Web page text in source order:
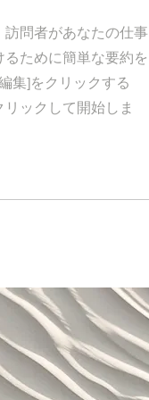
問者があなたの仕事
ために簡単な要約を
集]をクリックする
ックして開始しま